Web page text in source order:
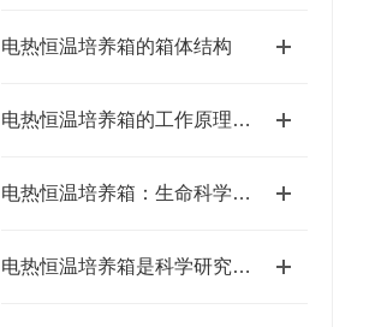
电热恒温培养箱的箱体结构
电热恒温培养箱的工作原理和结构特点
电热恒温培养箱：生命科学的“精准温床”
电热恒温培养箱是科学研究的可靠伙伴